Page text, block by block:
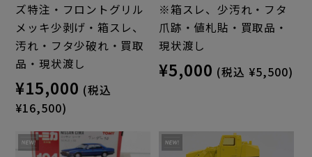
ズ特注・フロントグリル
メッキ少剥げ・箱スレ、
汚れ・フタ少破れ・買取
品・現状渡し
¥15,000 (税込
¥16,500)
※箱スレ、少汚れ・フタ
爪跡・値札貼・買取品・
現状渡し
¥5,000 (税込 ¥5,500)